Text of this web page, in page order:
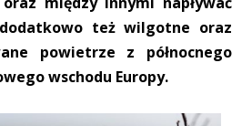
też wilgotne oraz
powietrze z północnego
wschodu Europy.